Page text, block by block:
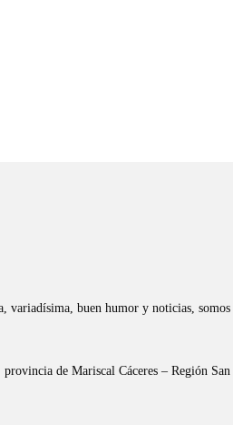
variadísima, buen humor y noticias,
de Mariscal Cáceres – Región